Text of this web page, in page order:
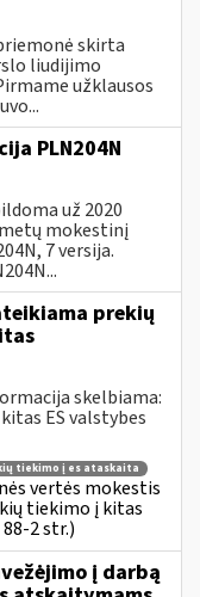
skirta
liudijimo
užklausos
PLN204N
už 2020
mokestinį
7 versija.
prekių
skelbiama:
ES valstybes
tiekimo į es ataskaita
vertės mokestis
tiekimo į kitas
2 str.)
į darbą